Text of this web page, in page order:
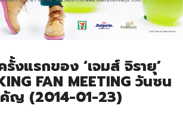
แรกของ ‘เจมส์ จิรายุ’
FAN MEETING วันซน
ญ (2014-01-23)